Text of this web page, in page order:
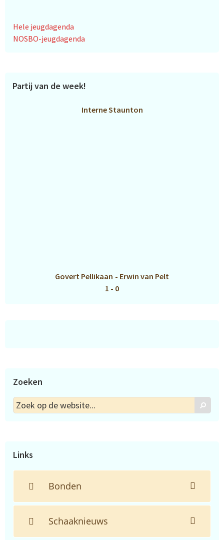
Hele jeugdagenda
NOSBO-jeugdagenda
Partij van de week!
Interne Staunton
Govert Pellikaan - Erwin van Pelt
1 - 0
Zoeken
Zoek
op
Zoek
Links
Bonden
Schaaknieuws